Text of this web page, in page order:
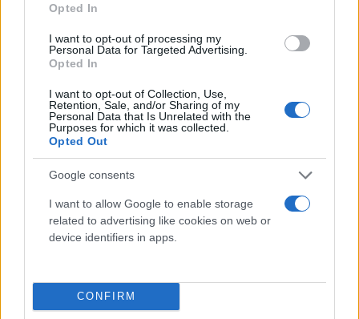
Opted In
I want to opt-out of processing my
Personal Data for Targeted Advertising.
Opted In
I want to opt-out of Collection, Use,
Retention, Sale, and/or Sharing of my
Personal Data that Is Unrelated with the
Purposes for which it was collected.
Opted Out
Google consents
I want to allow Google to enable storage
related to advertising like cookies on web or
device identifiers in apps.
CONFIRM